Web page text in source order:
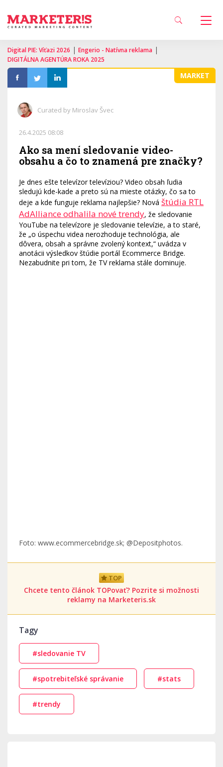
Digital PIE: Víťazi 2026 | Engerio - Natívna reklama |
DIGITÁLNA AGENTÚRA ROKA 2025
MARKET
Curated by Miroslav Švec
26.4.2025 08:08
Ako sa mení sledovanie video-
obsahu a čo to znamená pre značky?
Je dnes ešte televízor televíziou? Video obsah ľudia
sledujú kde-kade a preto sú na mieste otázky, čo sa to
deje a kde funguje reklama najlepšie? Nová štúdia RTL
AdAlliance odhalila nové trendy, že sledovanie
YouTube na televízore je sledovanie televízie, a to staré,
že „o úspechu videa nerozhoduje technológia, ale
dôvera, obsah a správne zvolený kontext,“ uvádza v
anotácii výsledkov štúdie portál Ecommerce Bridge.
Nezabudnite pri tom, že TV reklama stále dominuje.
Foto: www.ecommercebridge.sk; @Depositphotos.
TOP
Chcete tento článok TOPovať? Pozrite si možnosti
reklamy na Marketeris.sk
Tagy
#sledovanie TV
#spotrebiteľské správanie #stats
#trendy